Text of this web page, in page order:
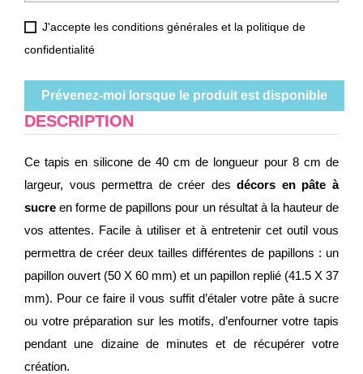
J'accepte les conditions générales et la politique de
confidentialité
Prévenez-moi lorsque le produit est disponible
DESCRIPTION
Ce tapis en silicone de 40 cm de longueur pour 8 cm de
largeur, vous permettra de créer desdécors en pâte à
sucre en forme de papillons pour un résultat à la hauteur de
vos attentes. Facile à utiliser et à entretenir cet outil vous
permettra de créer deux tailles différentes de papillons : un
papillon ouvert (50 X 60 mm) et un papillon replié (41.5 X 37
mm). Pour ce faire il vous suffit d’étaler votre pâte à sucre
ou votre préparation sur les motifs, d’enfourner votre tapis
pendant une dizaine de minutes et de récupérer votre
création.